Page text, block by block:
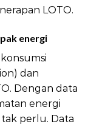
LOTO.
energi
dan
Dengan data
energi
tak perlu. Data